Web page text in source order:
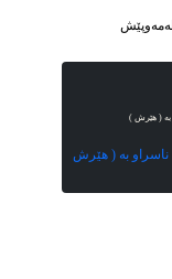
بە ( هێرش )
بە ( هێرش